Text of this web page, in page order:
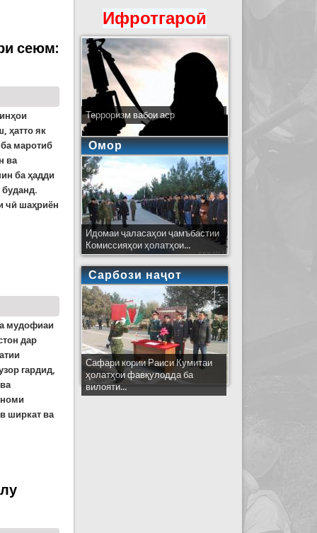
монда буданд
сеюм:
ҳатто як
маротиб
ва
ба ҳадди
чӣ шаҳриён
таърихи мошинҳои барфрӯб
мудофиаи
дар
гардид,
ширкат ва
Ифротгароӣ
Терроризм вабои аср
Омор
Идомаи ҷаласаҳои ҷамъбастии
Комиссияҳои ҳолатҳои...
Сарбози наҷот
Сафари кории Раиси Кумитаи
ҳолатҳои фавқулодда ба
вилояти...